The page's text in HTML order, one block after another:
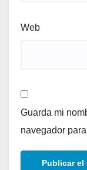
Web
Guarda mi
navegador